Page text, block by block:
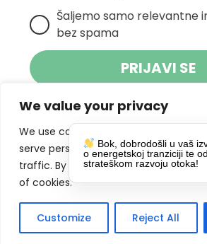
We value your privacy
We use cookies to enhance your
serve personalized ads or content,
traffic. By clicking "Accept All", you
of cookies.
Customize Reject All
Šaljemo samo relevantne
bez spama
PRIJAVI SE
Klikom na gumb dajete
primanje novosti Pokreta
slažete spolitikom
DRUŠTVENE
Bok, dobrodošli u vaš
o energetskoj tranziciji te
strateškom razvoju otoka!